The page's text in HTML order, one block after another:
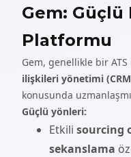
Gem: Güçlü
Platformu
Gem, genellikle bir
ilişkileri yönetimi
konusunda
Güçlü yönleri:
Etkili sourcing
sekanslama